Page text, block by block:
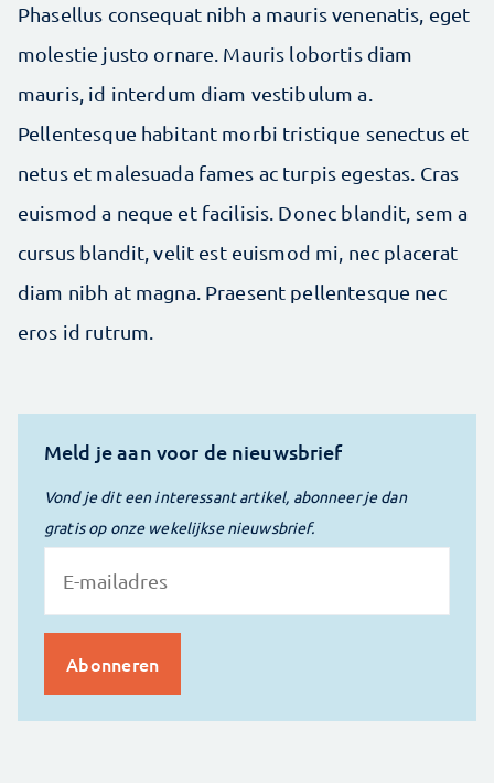
Phasellus consequat nibh a mauris venenatis, eget
molestie justo ornare. Mauris lobortis diam
mauris, id interdum diam vestibulum a.
Pellentesque habitant morbi tristique senectus et
netus et malesuada fames ac turpis egestas. Cras
euismod a neque et facilisis. Donec blandit, sem a
cursus blandit, velit est euismod mi, nec placerat
diam nibh at magna. Praesent pellentesque nec
eros id rutrum.
Meld je aan voor de nieuwsbrief
Vond je dit een interessant artikel, abonneer je dan
gratis op onze wekelijkse nieuwsbrief.